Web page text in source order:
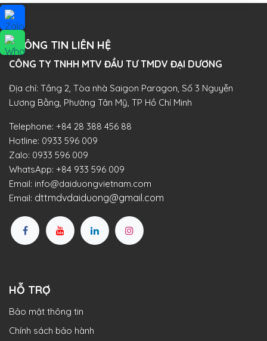
THÔNG TIN LIÊN HỆ
CÔNG TY TNHH MTV ĐẦU TƯ TMDV ĐẠI DƯƠNG​
Địa chỉ: Tầng 2, Tòa nhà Saigon Paragon, Số 3 Nguyễn
Lương Bằng, Phường Tân Mỹ, TP Hồ Chí Minh
Telephone: +84 28 388 456 88
Hotline: 0933 596 009
Zalo: 0933 596 009
WhatsApp: +84 933 596 009
Email: info@daiduongvietnam.com
Email: dttmdvdaiduong@gmail.com
HỖ TRỢ
Bảo mật thông tin
Chính sách bảo hành